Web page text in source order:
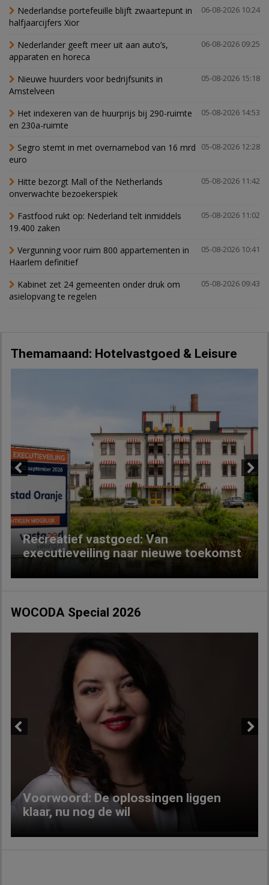
06-08-2026 10:24
Nederlandse portefeuille blijft zwaartepunt in
halfjaarcijfers Xior
06-08-2026 09:25
Nederlander geeft meer uit aan auto’s,
apparaten en horeca
05-08-2026 15:18
Nieuwe huurders voor bedrijfsunits in
Amstelveen
05-08-2026 14:53
Het indexeren van de huurprijs bij 290-ruimte
en 230a-ruimte
05-08-2026 12:28
Segro stemt in met overnamebod van 16 mrd
euro
05-08-2026 11:42
Hitte bezorgt Mall of the Netherlands
onverwachte bezoekerspiek
05-08-2026 11:02
Fastfood rukt op: Nederland telt inmiddels
19.400 zaken
05-08-2026 10:41
Vergunning voor ruim 800 appartementen in
Haarlem definitief
05-08-2026 09:43
Kabinet zet 24 gemeenten onder druk om
asielopvang te regelen
Themamaand: Hotelvastgoed & Leisure
Recreatief vastgoed: Van
executieveiling naar nieuwe toekomst
Next
WOCODA Special 2026
Voorwoord: De oplossingen liggen
klaar, nu nog de wil